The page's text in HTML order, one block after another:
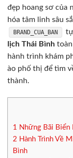
đẹp hoang sơ của
hóa tâm linh sâu
BRAND_CUA_BAN
lịch Thái Bình
hành trình khám
ào phố thị để tìm
thành.
1
Những Bãi Biển
2 Hành Trình Về
Bình